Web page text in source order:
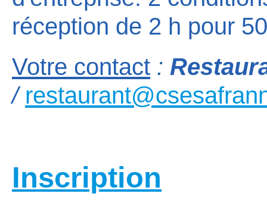
réception de 2 h pour
Votre contact :
/
Inscription